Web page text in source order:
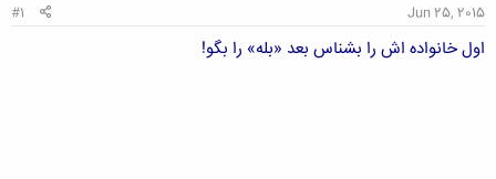
ه
م
ع
Jun 25, 2015
#1
اول خانواده اش را بشناس بعد «بله» را بگو!